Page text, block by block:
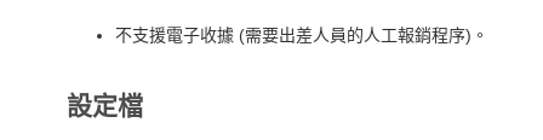
不支援電子收據 (需要出差人員的人工報銷程序)。
設定檔